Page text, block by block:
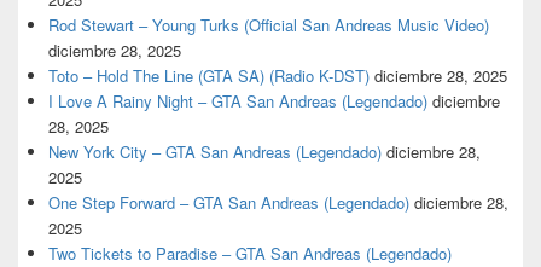
Rod Stewart – Young Turks (Official San Andreas Music Video)
diciembre 28, 2025
Toto – Hold The Line (GTA SA) (Radio K-DST) diciembre 28, 2025
I Love A Rainy Night – GTA San Andreas (Legendado) diciembre
28, 2025
New York City – GTA San Andreas (Legendado) diciembre 28,
2025
One Step Forward – GTA San Andreas (Legendado) diciembre 28,
2025
Two Tickets to Paradise – GTA San Andreas (Legendado)